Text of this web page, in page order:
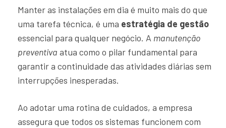
Manter as instalações em dia é muito mais do que
uma tarefa técnica, é uma estratégia de gestão
essencial para qualquer negócio. A manutenção
preventiva atua como o pilar fundamental para
garantir a continuidade das atividades diárias sem
interrupções inesperadas.
Ao adotar uma rotina de cuidados, a empresa
assegura que todos os sistemas funcionem com